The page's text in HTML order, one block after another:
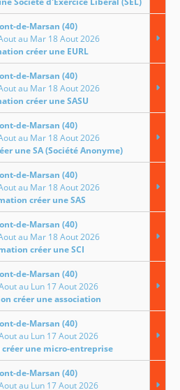
de-Marsan (40)
au Mar 18 Aout 2026
créer une EURL
de-Marsan (40)
au Mar 18 Aout 2026
créer une SASU
de-Marsan (40)
au Mar 18 Aout 2026
une SA (Société Anonyme)
de-Marsan (40)
au Mar 18 Aout 2026
créer une SAS
de-Marsan (40)
au Mar 18 Aout 2026
créer une SCI
de-Marsan (40)
au Lun 17 Aout 2026
créer une association
de-Marsan (40)
au Lun 17 Aout 2026
une micro-entreprise
de-Marsan (40)
au Lun 17 Aout 2026